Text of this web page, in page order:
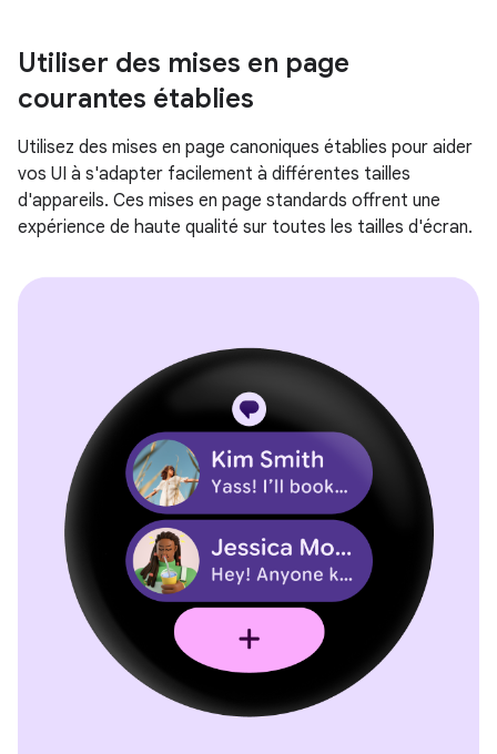
Utiliser des mises en page
courantes établies
Utilisez des mises en page canoniques établies pour aider
vos UI à s'adapter facilement à différentes tailles
d'appareils. Ces mises en page standards offrent une
expérience de haute qualité sur toutes les tailles d'écran.